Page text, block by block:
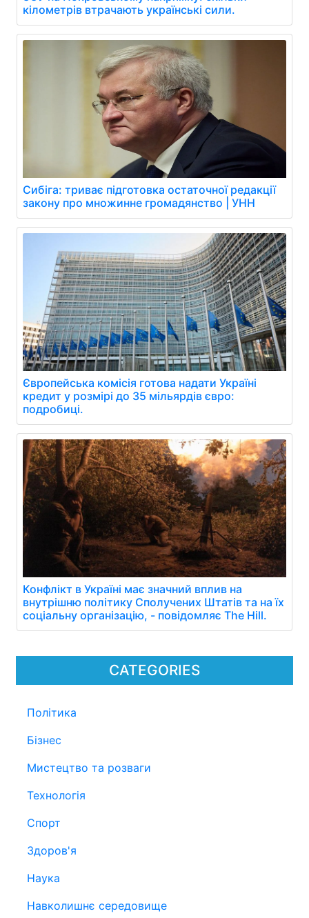
CATEGORIES
Політика
Бізнес
Мистецтво та розваги
Технологія
Спорт
Здоров'я
Наука
Навколишнє середовище
кілометрів втрачають українські сили.
Сибіга: триває підготовка остаточної редакції
закону про множинне громадянство | УНН
Європейська комісія готова надати Україні
кредит у розмірі до 35 мільярдів євро:
подробиці.
Конфлікт в Україні має значний вплив на
внутрішню політику Сполучених Штатів та на їх
соціальну організацію, - повідомляє The Hill.